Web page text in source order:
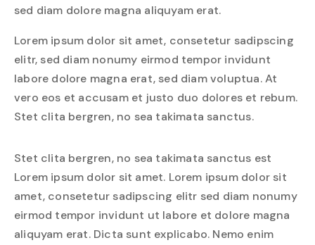
sed diam dolore magna aliquyam erat.
Lorem ipsum dolor sit amet, consetetur sadipscing
elitr, sed diam nonumy eirmod tempor invidunt
labore dolore magna erat, sed diam voluptua. At
vero eos et accusam et justo duo dolores et rebum.
Stet clita bergren, no sea takimata sanctus.
Stet clita bergren, no sea takimata sanctus est
Lorem ipsum dolor sit amet. Lorem ipsum dolor sit
amet, consetetur sadipscing elitr sed diam nonumy
eirmod tempor invidunt ut labore et dolore magna
aliquyam erat. Dicta sunt explicabo. Nemo enim